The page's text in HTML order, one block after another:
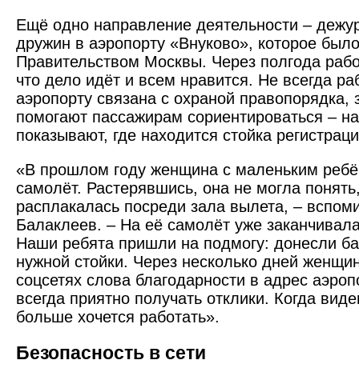
Ещё одно направление деятельности –
дружин в аэропорту «Внуково», которое
Правительством Москвы. Через полгода
что дело идёт и всем нравится. Не всегда
аэропорту связана с охраной правопорядка,
помогают пассажирам сориентироваться –
показывают, где находится стойка
«В прошлом году женщина с маленьким
самолёт. Растерявшись, она не могла
расплакалась посреди зала вылета, –
Балаклеев. – На её самолёт уже
Наши ребята пришли на подмогу: донесли
нужной стойки. Через несколько дней
соцсетях слова благодарности в адрес
всегда приятно получать отклики. Когда
больше хочется работать».
Безопасность в сети